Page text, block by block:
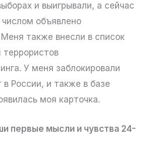
и выигрывали, а сейчас
объявлено
также внесли в список
террористов
У меня заблокировали
в России, и также в базе
моя карточка.
первые мысли и чувства 24-